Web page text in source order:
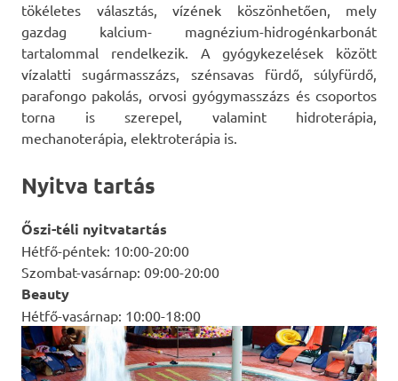
tökéletes választás, vízének köszönhetően, mely
gazdag kalcium- magnézium-hidrogénkarbonát
tartalommal rendelkezik. A gyógykezelések között
vízalatti sugármasszázs, szénsavas fürdő, súlyfürdő,
parafongo pakolás, orvosi gyógymasszázs és csoportos
torna is szerepel, valamint hidroterápia,
mechanoterápia, elektroterápia is.
Nyitva tartás
Őszi-téli nyitvatartás
Hétfő-péntek: 10:00-20:00
Szombat-vasárnap: 09:00-20:00
Beauty
Hétfő-vasárnap: 10:00-18:00